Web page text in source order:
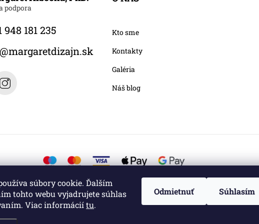
súbory cookie. Ďalším
tohto webu vyjadrujete súhlas
Viac informáciítu.
Odmietnuť Súhlasím
948 181 235
margaretdizajn.sk
Kto sme
Kontakty
Galéria
Náš blog